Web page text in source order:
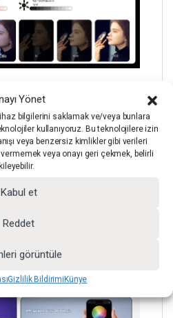
Yönet
bilgilerini saklamak ve/veya bunlara
kullanıyoruz. Bu teknolojilere izin
veya benzersiz kimlikler gibi verileri
veya onayı geri çekmek, belirli
Kabul et
Reddet
görüntüle
Gizlilik BildirimiKünye